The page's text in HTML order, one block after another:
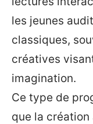
les jeunes
classiques,
créatives
imagination.
Ce type de
que la